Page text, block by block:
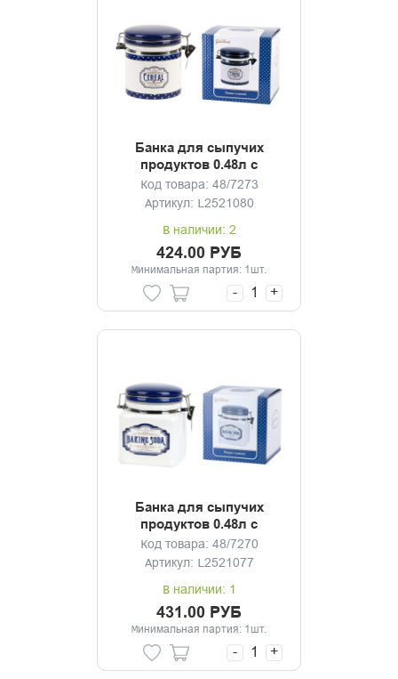
Банка для сыпучих
продуктов 0.48л с
клипсой Gourmet
Код товара: 48/7273
Артикул: L2521080
В наличии: 2
424.00 РУБ
Минимальная партия: 1шт.
- +
Банка для сыпучих
продуктов 0.48л с
клипсой Gourmet
Код товара: 48/7270
Артикул: L2521077
В наличии: 1
431.00 РУБ
Минимальная партия: 1шт.
- +